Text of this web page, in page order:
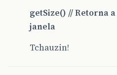
getSize() // Retorna
janela
Tchauzin!